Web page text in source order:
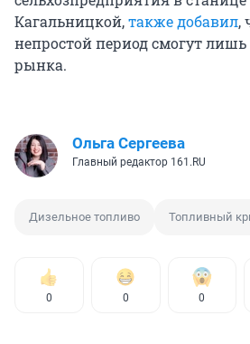
Кагальницкой,также добавил,
непростой период смогут
рынка.
Ольга Сергеева
Главный редактор 161.RU
Дизельное топливо Топливный
0 0 0